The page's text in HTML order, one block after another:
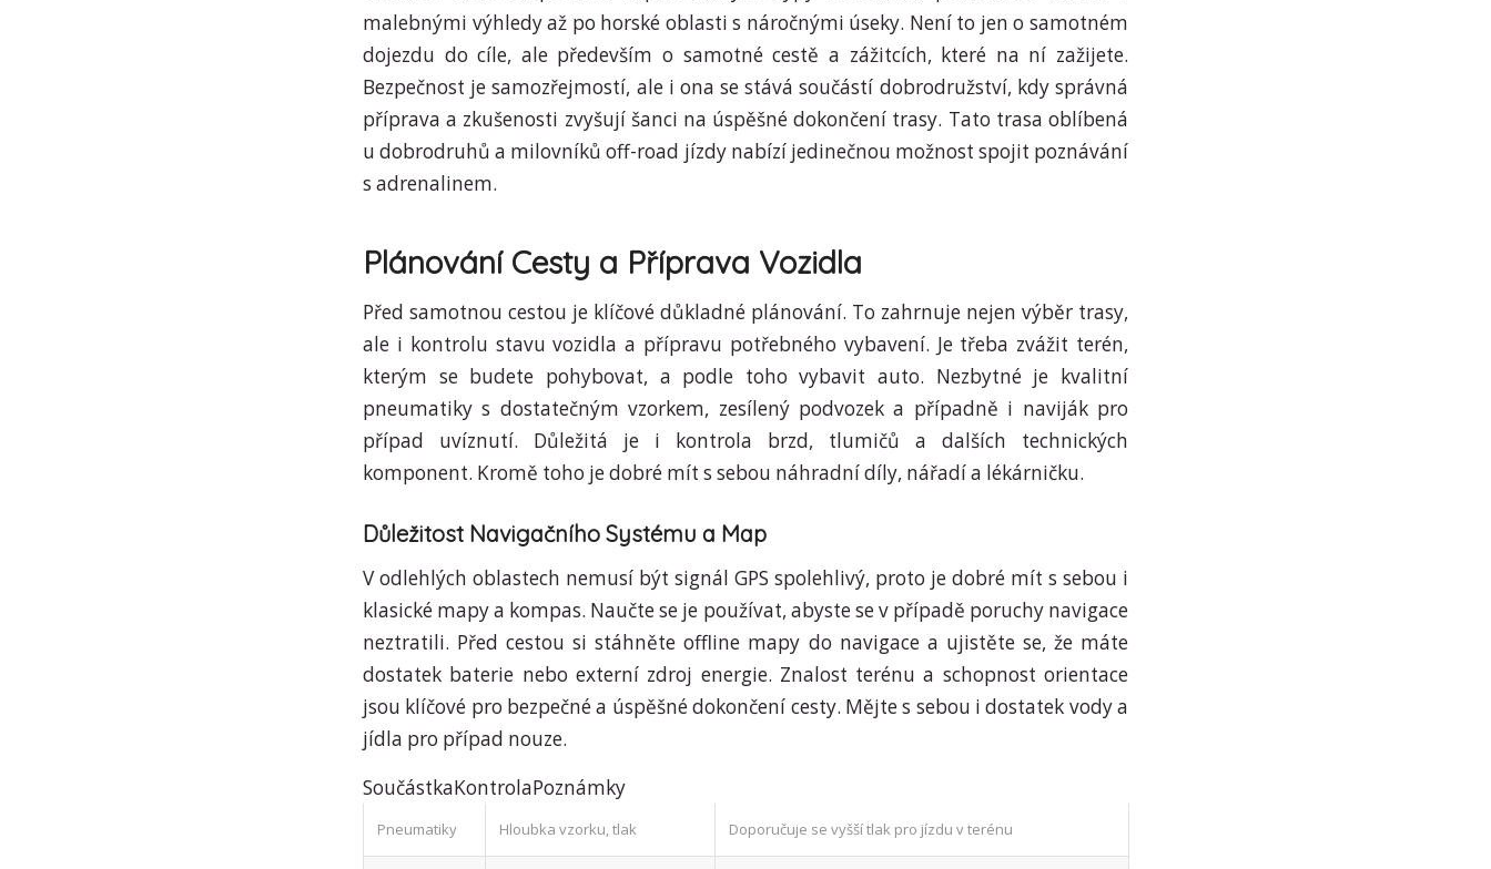
malebnými výhledy až po horské oblasti s náročnými úseky. Není to jen o samotném
dojezdu do cíle, ale především o samotné cestě a zážitcích, které na ní zažijete.
Bezpečnost je samozřejmostí, ale i ona se stává součástí dobrodružství, kdy správná
příprava a zkušenosti zvyšují šanci na úspěšné dokončení trasy. Tato trasa oblíbená
u dobrodruhů a milovníků off-road jízdy nabízí jedinečnou možnost spojit poznávání
s adrenalinem.
Plánování Cesty a Příprava Vozidla
Před samotnou cestou je klíčové důkladné plánování. To zahrnuje nejen výběr trasy,
ale i kontrolu stavu vozidla a přípravu potřebného vybavení. Je třeba zvážit terén,
kterým se budete pohybovat, a podle toho vybavit auto. Nezbytné je kvalitní
pneumatiky s dostatečným vzorkem, zesílený podvozek a případně i naviják pro
případ uvíznutí. Důležitá je i kontrola brzd, tlumičů a dalších technických
komponent. Kromě toho je dobré mít s sebou náhradní díly, nářadí a lékárničku.
Důležitost Navigačního Systému a Map
V odlehlých oblastech nemusí být signál GPS spolehlivý, proto je dobré mít s sebou i
klasické mapy a kompas. Naučte se je používat, abyste se v případě poruchy navigace
neztratili. Před cestou si stáhněte offline mapy do navigace a ujistěte se, že máte
dostatek baterie nebo externí zdroj energie. Znalost terénu a schopnost orientace
jsou klíčové pro bezpečné a úspěšné dokončení cesty. Mějte s sebou i dostatek vody a
jídla pro případ nouze.
SoučástkaKontrolaPoznámky
Pneumatiky Hloubka vzorku, tlak Doporučuje se vyšší tlak pro jízdu v terénu